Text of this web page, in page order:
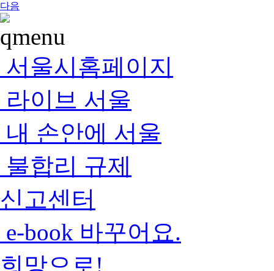
다음
서울시홈페이지
라이브 서울
내 손안에 서울
불합리 규제
신고센터
e-book 바꾸어요.
희망으로!